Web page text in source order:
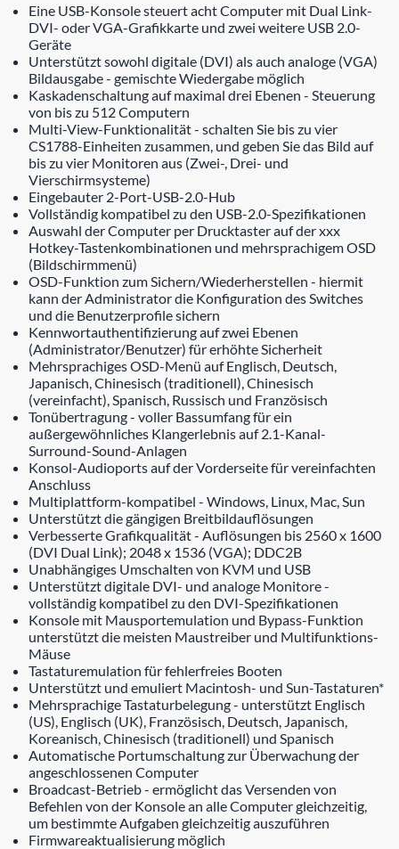
Eine USB-Konsole steuert acht Computer mit Dual Link-
DVI- oder VGA-Grafikkarte und zwei weitere USB 2.0-
Geräte
Unterstützt sowohl digitale (DVI) als auch analoge (VGA)
Bildausgabe - gemischte Wiedergabe möglich
Kaskadenschaltung auf maximal drei Ebenen - Steuerung
von bis zu 512 Computern
Multi-View-Funktionalität - schalten Sie bis zu vier
CS1788-Einheiten zusammen, und geben Sie das Bild auf
bis zu vier Monitoren aus (Zwei-, Drei- und
Vierschirmsysteme)
Eingebauter 2-Port-USB-2.0-Hub
Vollständig kompatibel zu den USB-2.0-Spezifikationen
Auswahl der Computer per Drucktaster auf der xxx
Hotkey-Tastenkombinationen und mehrsprachigem OSD
(Bildschirmmenü)
OSD-Funktion zum Sichern/Wiederherstellen - hiermit
kann der Administrator die Konfiguration des Switches
und die Benutzerprofile sichern
Kennwortauthentifizierung auf zwei Ebenen
(Administrator/Benutzer) für erhöhte Sicherheit
Mehrsprachiges OSD-Menü auf Englisch, Deutsch,
Japanisch, Chinesisch (traditionell), Chinesisch
(vereinfacht), Spanisch, Russisch und Französisch
Tonübertragung - voller Bassumfang für ein
außergewöhnliches Klangerlebnis auf 2.1-Kanal-
Surround-Sound-Anlagen
Konsol-Audioports auf der Vorderseite für vereinfachten
Anschluss
Multiplattform-kompatibel - Windows, Linux, Mac, Sun
Unterstützt die gängigen Breitbildauflösungen
Verbesserte Grafikqualität - Auflösungen bis 2560 x 1600
(DVI Dual Link); 2048 x 1536 (VGA); DDC2B
Unabhängiges Umschalten von KVM und USB
Unterstützt digitale DVI- und analoge Monitore -
vollständig kompatibel zu den DVI-Spezifikationen
Konsole mit Mausportemulation und Bypass-Funktion
unterstützt die meisten Maustreiber und Multifunktions-
Mäuse
Tastaturemulation für fehlerfreies Booten
Unterstützt und emuliert Macintosh- und Sun-Tastaturen*
Mehrsprachige Tastaturbelegung - unterstützt Englisch
(US), Englisch (UK), Französisch, Deutsch, Japanisch,
Koreanisch, Chinesisch (traditionell) und Spanisch
Automatische Portumschaltung zur Überwachung der
angeschlossenen Computer
Broadcast-Betrieb - ermöglicht das Versenden von
Befehlen von der Konsole an alle Computer gleichzeitig,
um bestimmte Aufgaben gleichzeitig auszuführen
Firmwareaktualisierung möglich